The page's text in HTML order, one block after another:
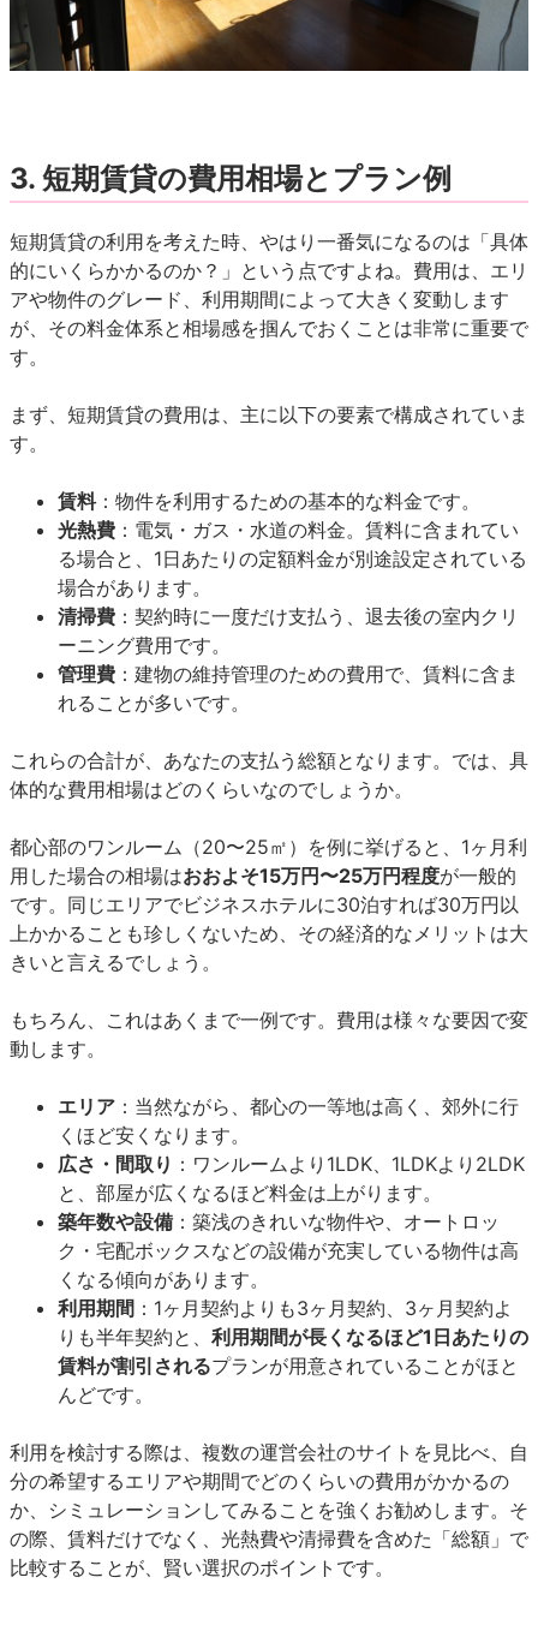
3. 短期賃貸の費用相場とプラン例
短期賃貸の利用を考えた時、やはり一番気になるのは「具体
的にいくらかかるのか？」という点ですよね。費用は、エリ
アや物件のグレード、利用期間によって大きく変動します
が、その料金体系と相場感を掴んでおくことは非常に重要で
す。
まず、短期賃貸の費用は、主に以下の要素で構成されていま
す。
賃料：物件を利用するための基本的な料金です。
光熱費 ：電気・ガス・水道の料金。賃料に含まれてい
る場合と、1日あたりの定額料金が別途設定されている
場合があります。
清掃費 ：契約時に一度だけ支払う、退去後の室内クリ
ーニング費用です。
管理費 ：建物の維持管理のための費用で、賃料に含ま
れることが多いです。
これらの合計が、あなたの支払う総額となります。では、具
体的な費用相場はどのくらいなのでしょうか。
都心部のワンルーム（20〜25㎡）を例に挙げると、1ヶ月利
用した場合の相場はおおよそ15万円〜25万円程度が一般的
です。同じエリアでビジネスホテルに30泊すれば30万円以
上かかることも珍しくないため、その経済的なメリットは大
きいと言えるでしょう。
もちろん、これはあくまで一例です。費用は様々な要因で変
動します。
エリア ：当然ながら、都心の一等地は高く、郊外に行
くほど安くなります。
広さ・間取り ：ワンルームより1LDK、1LDKより2LDK
と、部屋が広くなるほど料金は上がります。
築年数や設備 ：築浅のきれいな物件や、オートロッ
ク・宅配ボックスなどの設備が充実している物件は高
くなる傾向があります。
利用期間 ：1ヶ月契約よりも3ヶ月契約、3ヶ月契約よ
りも半年契約と、 利用期間が長くなるほど1日あたりの
賃料が割引されるプランが用意されていることがほと
んどです。
利用を検討する際は、複数の運営会社のサイトを見比べ、自
分の希望するエリアや期間でどのくらいの費用がかかるの
か、シミュレーションしてみることを強くお勧めします。そ
の際、賃料だけでなく、光熱費や清掃費を含めた「総額」で
比較することが、賢い選択のポイントです。